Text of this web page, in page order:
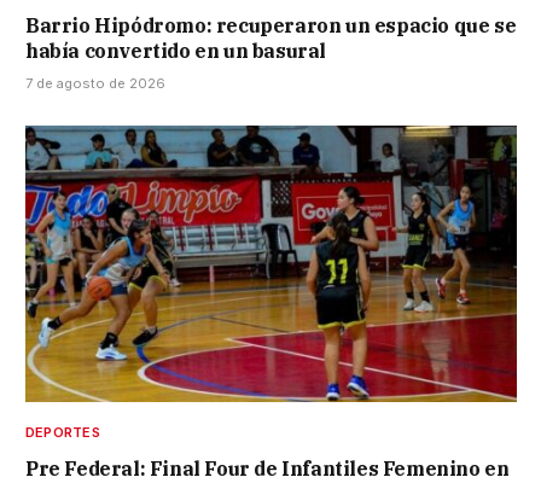
Barrio Hipódromo: recuperaron un espacio que se
había convertido en un basural
7 de agosto de 2026
DEPORTES
Pre Federal: Final Four de Infantiles Femenino en